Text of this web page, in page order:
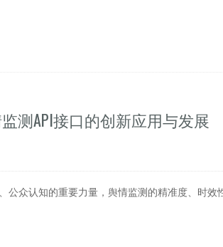
测API接口的创新应用与发展
公众认知的重要力量，舆情监测的精准度、时效